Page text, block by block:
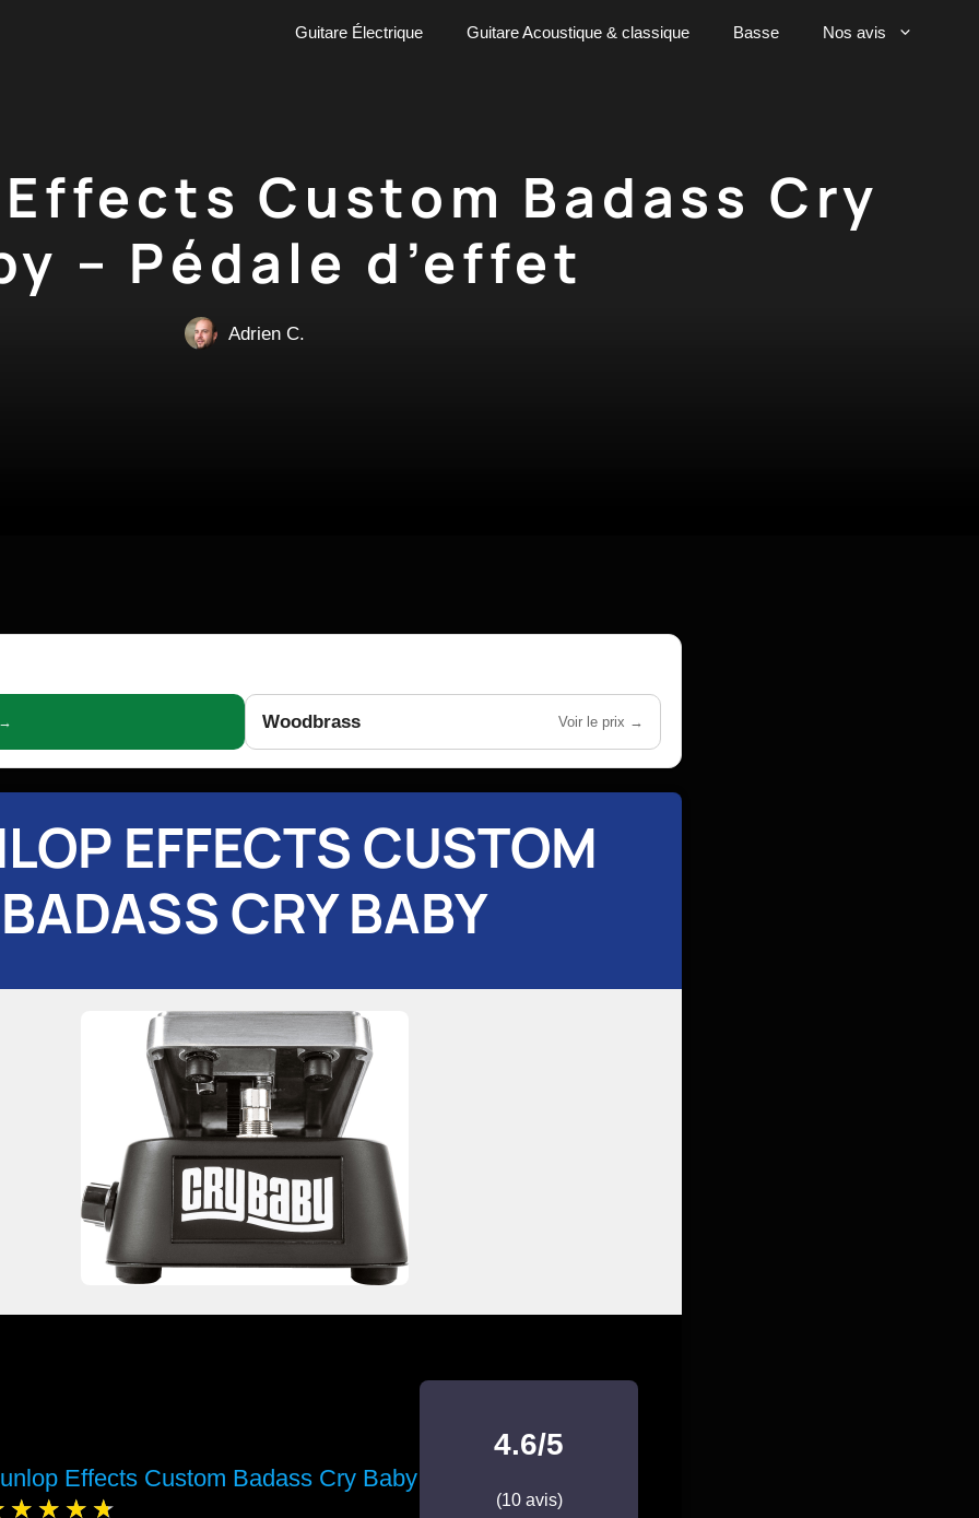
Guitare Électrique Guitare Acoustique & classique Basse Nos avis
Custom Badass Cry
– Pédale d’effet
Adrien C.
Woodbrass Voir le prix →
EFFECTS CUSTOM
BADASS CRY BABY
Effects Custom Badass Cry Baby
4.6/5
(10 avis)